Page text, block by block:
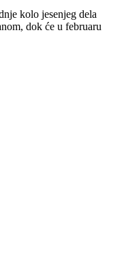
kolo jesenjeg dela
dok će u februaru